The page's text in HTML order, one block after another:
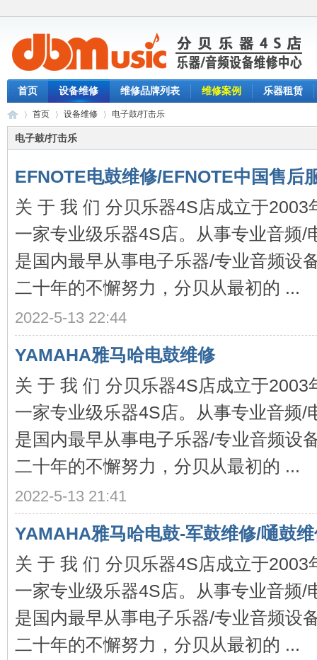
首页 设备维修 维修品牌列表 维修案例 乐器租赁
›
首页
›
设备维修
›
电子鼓/打击乐
电子鼓/打击乐
EFNOTE电鼓维修/EFNOTE中国售后
关 于 我 们 分贝乐器4S店成立于2003
一家专业级乐器4S店。从事专业音频/
是国内最早从事电子乐器/专业音频设
二十年的不懈努力，分贝从最初的 ...
2022-5-13 22:44
YAMAHA雅马哈电鼓维修
关 于 我 们 分贝乐器4S店成立于2003
一家专业级乐器4S店。从事专业音频/
是国内最早从事电子乐器/专业音频设
二十年的不懈努力，分贝从最初的 ...
2022-5-13 21:41
YAMAHA雅马哈电鼓-军鼓维修/嗵鼓
关 于 我 们 分贝乐器4S店成立于2003
一家专业级乐器4S店。从事专业音频/
是国内最早从事电子乐器/专业音频设
二十年的不懈努力，分贝从最初的 ...